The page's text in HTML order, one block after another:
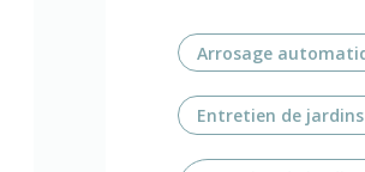
Arrosage
Entretien de